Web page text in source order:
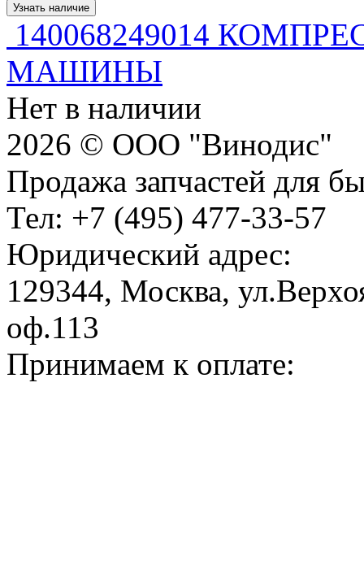
Узнать наличие
140068249014
МАШИНЫ
Нет в наличии
2026 © ООО "Винодис"
Продажа запчастей для
Тел: +7 (495) 477-33-57
Юридический адрес:
129344, Москва,
оф.113
Принимаем к оплате: